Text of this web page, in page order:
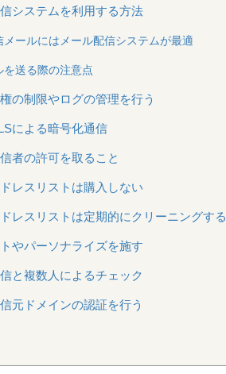
システムを利用する方法
メールにはメール配信システムが最適
送る際の注意点
の制限やログの管理を行う
による暗号化通信
者の許可を取ること
レスリストは購入しない
レスリストは定期的にクリーニングする
やパーソナライズを施す
と複数人によるチェック
元ドメインの認証を行う